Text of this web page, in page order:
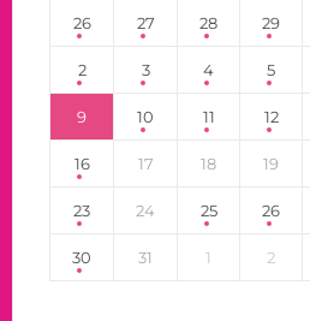
26 27 28 29
2 3 4 5
9 10 11 12
16 17 18 19
23 24 25 26
30 31 1 2